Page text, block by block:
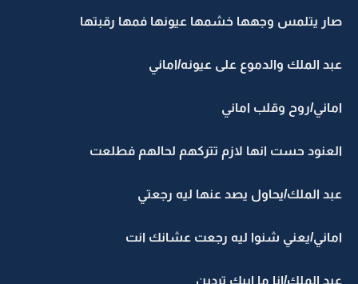
صار يتلمس وجهها خشمها عيونها فمها رقبتها
عبد الملك والدموع على عيونه/اماني
اماني/روح وقلب اماني
العنود حست انها لازم تتركهم لحالهم فطلعت
عبد الملك/يحاول يصد عنها ليه رجعتي
اماني/يعني شنوا ليه رجعت عشانك انت
عبد الملك/انا ما ابيك تردين